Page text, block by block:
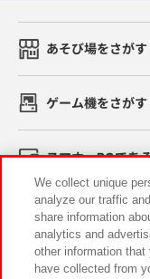
あそび場をさがす
ゲーム機をさがす
スマホ・PCであ
イベント・キャン
We collect unique
analyze our traffic
share information
analytics and
other information
have collected from